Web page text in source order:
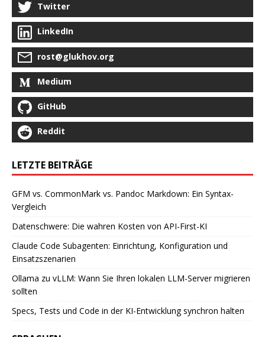
Twitter
LinkedIn
rost@glukhov.org
Medium
GitHub
Reddit
LETZTE BEITRÄGE
GFM vs. CommonMark vs. Pandoc Markdown: Ein Syntax-
Vergleich
Datenschwere: Die wahren Kosten von API-First-KI
Claude Code Subagenten: Einrichtung, Konfiguration und
Einsatzszenarien
Ollama zu vLLM: Wann Sie Ihren lokalen LLM-Server migrieren
sollten
Specs, Tests und Code in der KI-Entwicklung synchron halten